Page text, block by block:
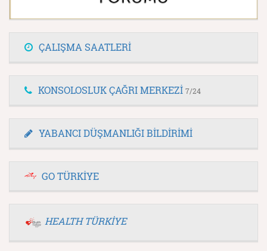
ÇALIŞMA SAATLERİ
KONSOLOSLUK ÇAĞRI MERKEZİ 7/24
YABANCI DÜŞMANLIĞI BİLDİRİMİ
GO TÜRKİYE
HEALTH TÜRKİYE